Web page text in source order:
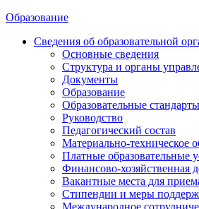
Образование
Сведения об образовательной
Основные сведения
Структура и органы
Документы
Образование
Образовательные
Руководство
Педагогический состав
Материально-техническое
Платные образовательные
Финансово-хозяйственная
Вакантные места для
Стипендии и меры
Международное